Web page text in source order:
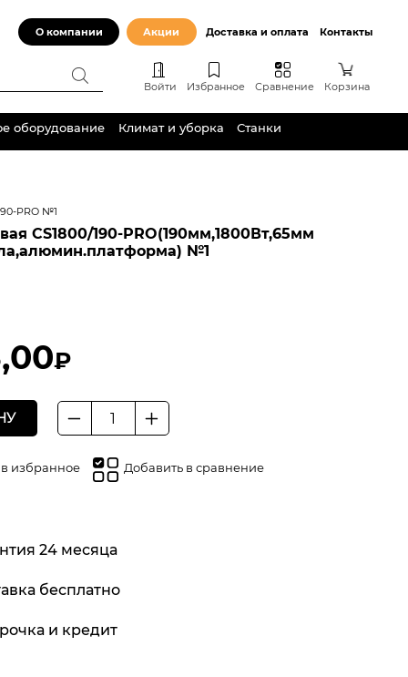
О компании Акции Доставка и оплата Контакты
Войти Избранное Сравнение Корзина
оборудование Климат и уборка Станки
PRO №1
CS1800/190-PRO(190мм,1800Вт,65мм
№1
₽
Количество
Пила
дисковая
№1
избранное Добавить в сравнение
24 месяца
бесплатно
и кредит